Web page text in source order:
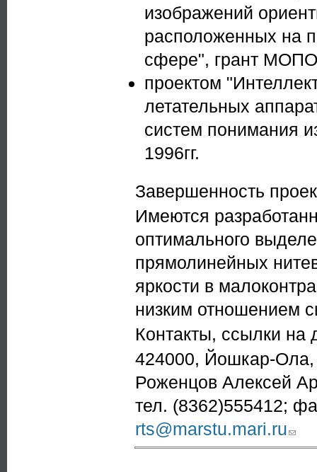
изображений
расположенных на
сфере", грант МОПО
проектом
летательных
систем понимания
1996гг.
Завершенность
Имеются
оптимального
прямолинейных
яркости в
низким отношением
Контакты, ссылки
424000, Йошкар-
Роженцов Алексей
тел. (8362)555412;
rts@marstu.mari.ru